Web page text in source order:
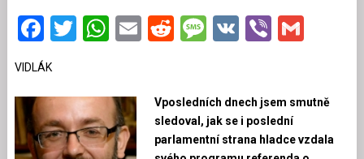
Facebook
Twitter
WhatsApp
EmailRedditMessage
VKViber
VIDLÁK
Vposledních dnech jsem smutně
sledoval, jak se i poslední
parlamentní strana hladce vzdala